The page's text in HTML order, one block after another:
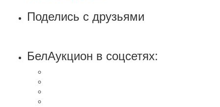
Поделись с друзьями
БелАукцион в соцсетях: